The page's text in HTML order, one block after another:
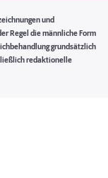
und
Regel die männliche Form
grundsätzlich
redaktionelle